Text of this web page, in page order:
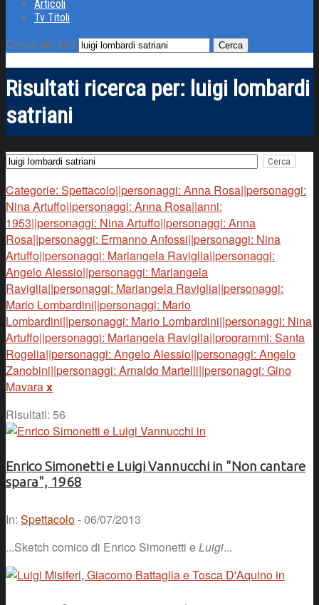
Articoli
Tv Titoli
Cerca nel sito
Risultati ricerca per: luigi lombardi
satriani
Categorie: Spettacolo||personaggi: Anna Rosa||personaggi:
Nina Artuffo||personaggi: Anna Rosa||anni:
1953||personaggi: Nina Artuffo||personaggi: Anna
Rosa||personaggi: Ermanno Anfossi||personaggi: Nina
Artuffo||personaggi: Mariangela Raviglia||personaggi:
Angelo Alessio||personaggi: Mariangela
Raviglia||personaggi: Mariangela Raviglia||personaggi:
Mario Lombardini||personaggi: Mario
Lombardini||personaggi: Mario Lombardini||personaggi: Nina
Artuffo||personaggi: Mariangela Raviglia||programmi: Santa
Rogelia||personaggi: Angelo Alessio||personaggi: Angelo
Zanobini||personaggi: Arnaldo Martelli||personaggi: Gino
Mavarax
Risultati: 56
Enrico Simonetti e Luigi Vannucchi in "Non cantare
spara", 1968
In: Spettacolo- 06/07/2013
...Sketch comico di Enrico Simonetti eLuigi...